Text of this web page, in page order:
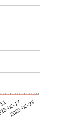
05-17
2023-05-23